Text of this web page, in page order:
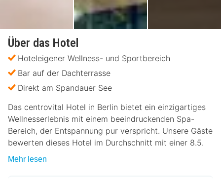
Über das Hotel
Hoteleigener Wellness- und Sportbereich
Bar auf der Dachterrasse
Direkt am Spandauer See
Das centrovital Hotel in Berlin bietet ein einzigartiges
Wellnesserlebnis mit einem beeindruckenden Spa-
Bereich, der Entspannung pur verspricht. Unsere Gäste
bewerten dieses Hotel im Durchschnitt mit einer 8.5.
Mehr lesen